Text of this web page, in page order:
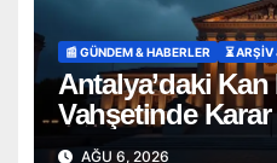
📰 GÜNDEM & HABERLER ⏳
Antalya’daki
Vahşetinde Karar
AĞU 6, 2026